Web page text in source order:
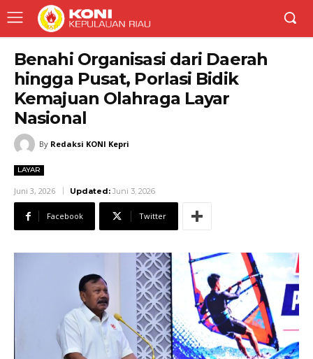
Benahi Organisasi dari Daerah
hingga Pusat, Porlasi Bidik
Kemajuan Olahraga Layar
Nasional
By Redaksi KONI Kepri
LAYAR
Juni 3, 2026 Updated: Juni 3, 2026
Facebook Twitter